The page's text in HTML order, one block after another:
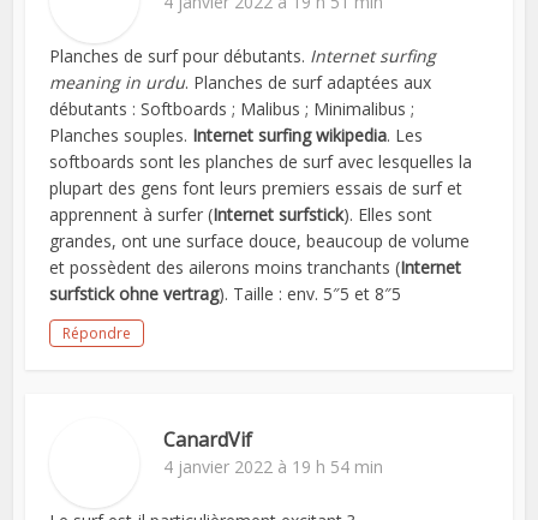
Planches de surf pour débutants. Internet surfing
meaning in urdu. Planches de surf adaptées aux
débutants : Softboards ; Malibus ; Minimalibus ;
Planches souples. Internet surfing wikipedia. Les
softboards sont les planches de surf avec lesquelles la
plupart des gens font leurs premiers essais de surf et
apprennent à surfer (Internet surfstick). Elles sont
grandes, ont une surface douce, beaucoup de volume
et possèdent des ailerons moins tranchants (Internet
surfstick ohne vertrag). Taille : env. 5″5 et 8″5
Répondre
CanardVif
4 janvier 2022 à 19 h 54 min